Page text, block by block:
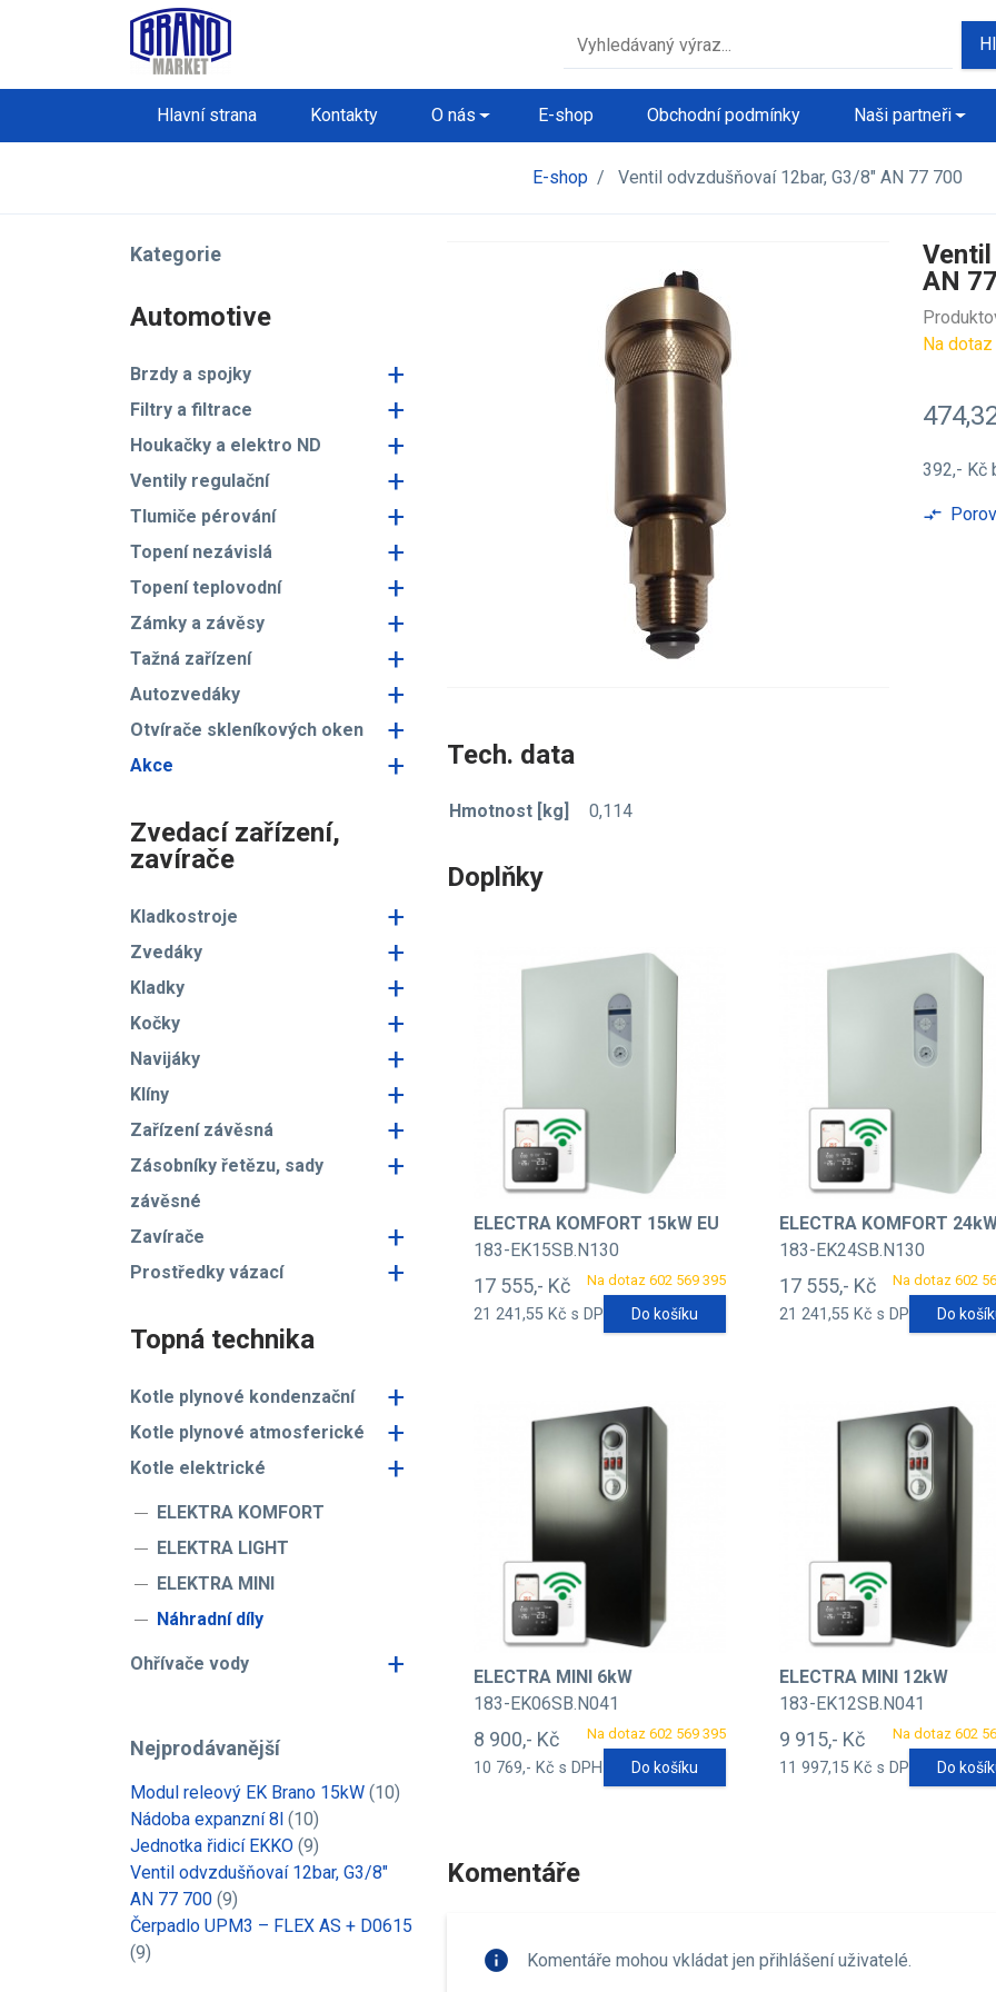
Hlavní strana Kontakty O nás E-shop Obchodní podmínky Naši partneři
E-shop / Ventil odvzdušňovaí 12bar, G3/8" AN 77 700
Kategorie
Automotive
Brzdy a spojky +
Filtry a filtrace +
Houkačky a elektro ND +
Ventily regulační +
Tlumiče pérování +
Topení nezávislá +
Topení teplovodní +
Zámky a závěsy +
Tažná zařízení +
Autozvedáky +
Otvírače skleníkových oken +
Akce +
Zvedací zařízení,
zavírače
Kladkostroje +
Zvedáky +
Kladky +
Kočky +
Navijáky +
Klíny +
Zařízení závěsná +
Zásobníky řetězu, sady
závěsné
+
Zavírače +
Prostředky vázací +
Topná technika
Kotle plynové kondenzační +
Kotle plynové atmosferické +
Kotle elektrické +
ELEKTRA KOMFORT
ELEKTRA LIGHT
ELEKTRA MINI
Náhradní díly
Ohřívače vody +
Nejprodávanější
Modul releový EK Brano 15kW (10)
Nádoba expanzní 8l (10)
Jednotka řidicí EKKO (9)
Ventil odvzdušňovaí 12bar, G3/8"
AN 77 700 (9)
Čerpadlo UPM3 – FLEX AS + D0615
(9)
AN
Na
392,- Kč
compare_arrows
Tech. data
Hmotnost [kg] 0,114
Doplňky
ELECTRA KOMFORT 15kW EU
183-EK15SB.N130
Na dotaz 602 569 395
17 555,- Kč
21 241,55 Kč s DPH Do košíku
ELECTRA KOMFORT
183-EK24SB.N130
Na dotaz 602
17 555,- Kč
21 241,55 Kč s DPH Do
ELECTRA MINI 6kW
183-EK06SB.N041
Na dotaz 602 569 395
8 900,- Kč
10 769,- Kč s DPH Do košíku
ELECTRA MINI 12kW
183-EK12SB.N041
Na dotaz 602
9 915,- Kč
11 997,15 Kč s DPH Do
Komentáře
info Komentáře mohou vkládat jen přihlášení uživatelé.